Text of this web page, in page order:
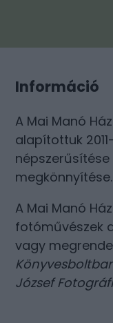
Információ
A Mai Manó
alapítottuk
megkönnyítése.
A Mai Manó
fotóművészek
vagy
József